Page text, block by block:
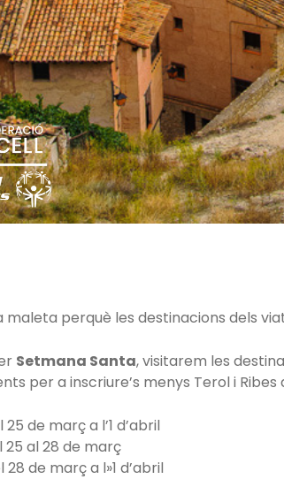
maleta perquè les destinacions dels
Setmana Santa, visitarem les
per a inscriure’s menys Terol i
25 de març a l’1 d’abril
25 al 28 de març
28 de març a l»1 d’abril